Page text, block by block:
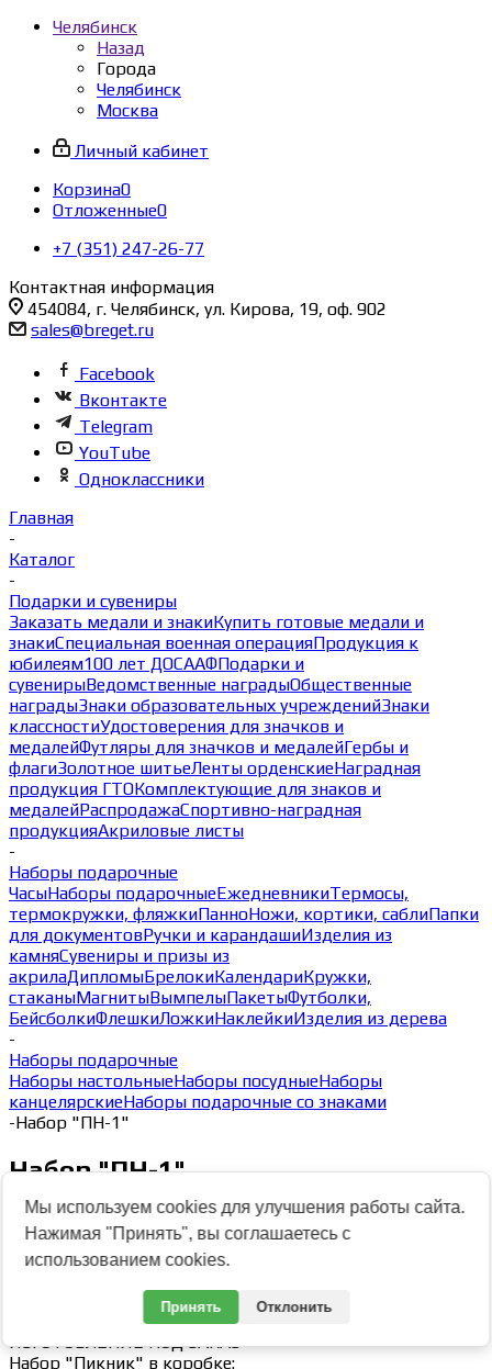
Челябинск
Назад
Города
Челябинск
Москва
Личный кабинет
Корзина0
Отложенные0
+7 (351) 247-26-77
Контактная информация
454084, г. Челябинск, ул. Кирова, 19, оф. 902
sales@breget.ru
Facebook
Вконтакте
Telegram
YouTube
Одноклассники
Главная
-
Каталог
-
Подарки и сувениры
Заказать медали и знакиКупить готовые медали и
знакиСпециальная военная операцияПродукция к
юбилеям100 лет ДОСААФПодарки и
сувенирыВедомственные наградыОбщественные
наградыЗнаки образовательных учрежденийЗнаки
классностиУдостоверения для значков и
медалейФутляры для значков и медалейГербы и
флагиЗолотное шитьеЛенты орденскиеНаградная
продукция ГТОКомплектующие для знаков и
медалейРаспродажаСпортивно-наградная
продукцияАкриловые листы
-
Наборы подарочные
ЧасыНаборы подарочныеЕжедневникиТермосы,
термокружки, фляжкиПанноНожи, кортики, саблиПапки
для документовРучки и карандашиИзделия из
камняСувениры и призы из
акрилаДипломыБрелокиКалендариКружки,
стаканыМагнитыВымпелыПакетыФутболки,
БейсболкиФлешкиЛожкиНаклейкиИзделия из дерева
-
Наборы подарочные
Наборы настольныеНаборы посудныеНаборы
канцелярскиеНаборы подарочные со знаками
-Набор "ПН-1"
Набор "ПН-1"
Артикул: Н0000099133
Свойства
ИЗГОТОВЛЕНИЕ ПОД ЗАКАЗ
Набор "Пикник" в коробке:
Мы используем cookies для улучшения работы сайта.
Нажимая "Принять", вы соглашаетесь с
использованием cookies.
Принять Отклонить